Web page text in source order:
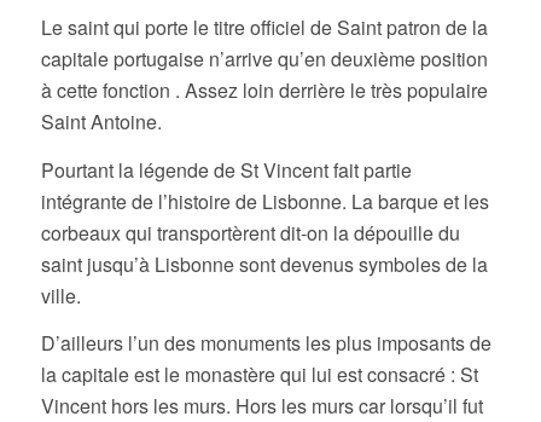
Le saint qui porte le titre officiel de Saint patron de la
capitale portugaise n’arrive qu’en deuxième position
à cette fonction . Assez loin derrière le très populaire
Saint Antoine.
Pourtant la légende de St Vincent fait partie
intégrante de l’histoire de Lisbonne. La barque et les
corbeaux qui transportèrent dit-on la dépouille du
saint jusqu’à Lisbonne sont devenus symboles de la
ville.
D’ailleurs l’un des monuments les plus imposants de
la capitale est le monastère qui lui est consacré : St
Vincent hors les murs. Hors les murs car lorsqu’il fut